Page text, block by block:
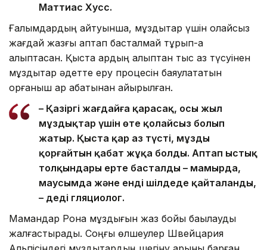
Маттиас Хусс.
Ғалымдардың айтуынша, мұздықтар үшін қолайсыз
жағдай жазғы аптап басталмай тұрып-ақ
қалыптасқан. Қыста қардың қалыптан тыс аз түсуінен
мұздықтар әдетте еру процесін баяулататын
қорғаныш қар қабатынан айырылған.
– Қазіргі жағдайға қарасақ, осы жыл
мұздықтар үшін өте қолайсыз болып
жатыр. Қыста қар аз түсті, мұзды
қорғайтын қабат жұқа болды. Аптап ыстық
толқындары ерте басталды – мамырда,
маусымда және енді шілдеде қайталанды,
– деді гляциолог.
Мамандар Рона мұздығын жаз бойы бақылауды
жалғастырады. Соңғы өлшеулер Швейцария